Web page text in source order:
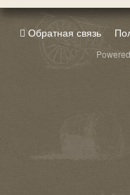
Обратная связь